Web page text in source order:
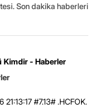
Son dakika haberleri
Kimdir - Haberler
#7.13# .HCFOK.